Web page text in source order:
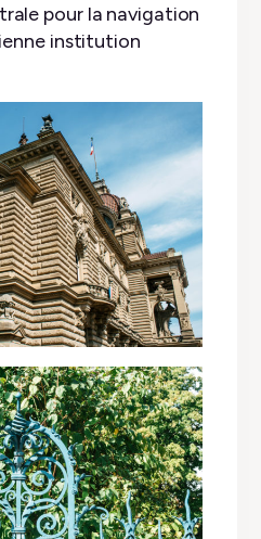
pour la navigation
institution